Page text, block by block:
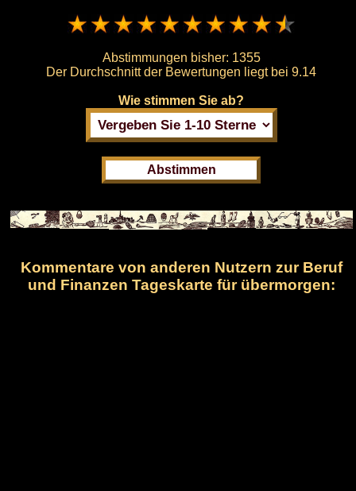
Abstimmungen bisher: 1355
Der Durchschnitt der Bewertungen liegt bei 9.14
Wie stimmen Sie ab?
Kommentare von anderen Nutzern zur Beruf
und Finanzen Tageskarte für übermorgen: